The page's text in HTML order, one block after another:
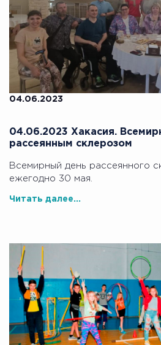
04.06.2023
04.06.2023 Хакасия.
рассеянным склерозом
Всемирный день рассеянного
ежегодно 30 мая.
Читать далее...